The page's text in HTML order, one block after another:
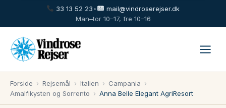
33 13 52 23•
mail@vindroserejser.dk
Man–tor 10–17, fre 10–16
Forside › Rejsemål › Italien › Campania ›
Amalfikysten og Sorrento › Anna Belle Elegant AgriResort